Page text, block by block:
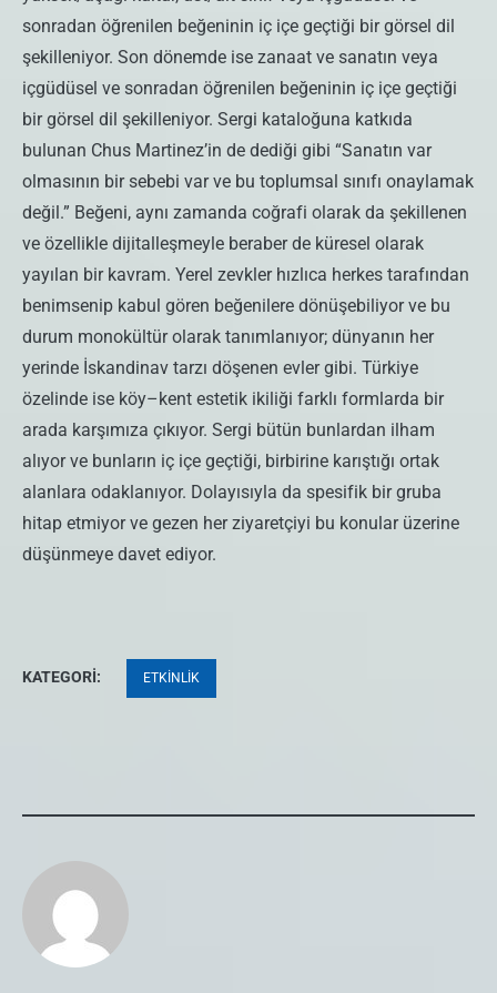
sonradan öğrenilen beğeninin iç içe geçtiği bir görsel dil
şekilleniyor. Son dönemde ise zanaat ve sanatın veya
içgüdüsel ve sonradan öğrenilen beğeninin iç içe geçtiği
bir görsel dil şekilleniyor. Sergi kataloğuna katkıda
bulunan Chus Martinez’in de dediği gibi “Sanatın var
olmasının bir sebebi var ve bu toplumsal sınıfı onaylamak
değil.” Beğeni, aynı zamanda coğrafi olarak da şekillenen
ve özellikle dijitalleşmeyle beraber de küresel olarak
yayılan bir kavram. Yerel zevkler hızlıca herkes tarafından
benimsenip kabul gören beğenilere dönüşebiliyor ve bu
durum monokültür olarak tanımlanıyor; dünyanın her
yerinde İskandinav tarzı döşenen evler gibi. Türkiye
özelinde ise köy–kent estetik ikiliği farklı formlarda bir
arada karşımıza çıkıyor. Sergi bütün bunlardan ilham
alıyor ve bunların iç içe geçtiği, birbirine karıştığı ortak
alanlara odaklanıyor. Dolayısıyla da spesifik bir gruba
hitap etmiyor ve gezen her ziyaretçiyi bu konular üzerine
düşünmeye davet ediyor.
KATEGORI: ETKINLIK